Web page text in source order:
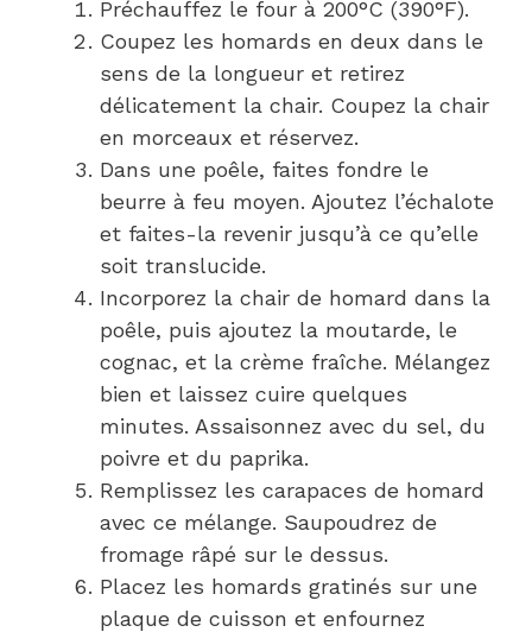
Préchauffez le four à 200°C (390°F).
Coupez les homards en deux dans le
sens de la longueur et retirez
délicatement la chair. Coupez la chair
en morceaux et réservez.
Dans une poêle, faites fondre le
beurre à feu moyen. Ajoutez l’échalote
et faites-la revenir jusqu’à ce qu’elle
soit translucide.
Incorporez la chair de homard dans la
poêle, puis ajoutez la moutarde, le
cognac, et la crème fraîche. Mélangez
bien et laissez cuire quelques
minutes. Assaisonnez avec du sel, du
poivre et du paprika.
Remplissez les carapaces de homard
avec ce mélange. Saupoudrez de
fromage râpé sur le dessus.
Placez les homards gratinés sur une
plaque de cuisson et enfournez